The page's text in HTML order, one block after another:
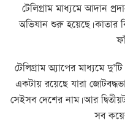
টেলিগ্রাম মাধ্যমে আদান
অভিযান শুরু হয়েছে। কাতার
টেলিগ্রাম অ্যাপের মাধ্যমে
একটায় রয়েছে যারা
সেইসব দেশের নাম। আর
সব